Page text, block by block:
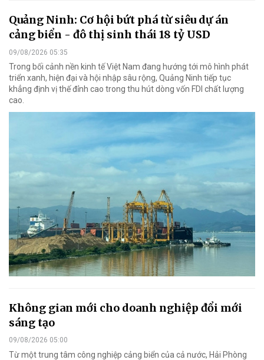
Quảng Ninh: Cơ hội bứt phá từ siêu dự án
cảng biển - đô thị sinh thái 18 tỷ USD
09/08/2026 05:35
Trong bối cảnh nền kinh tế Việt Nam đang hướng tới mô hình phát
triển xanh, hiện đại và hội nhập sâu rộng, Quảng Ninh tiếp tục
khẳng định vị thế đỉnh cao trong thu hút dòng vốn FDI chất lượng
cao.
Không gian mới cho doanh nghiệp đổi mới
sáng tạo
09/08/2026 05:00
Từ một trung tâm công nghiệp cảng biển của cả nước, Hải Phòng